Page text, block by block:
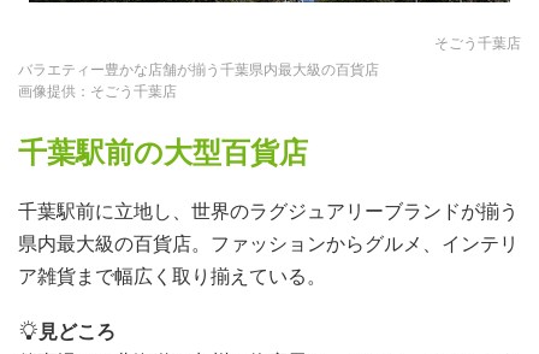
そごう千葉店
バラエティー豊かな店舗が揃う千葉県内最大級の百貨店
画像提供：そごう千葉店
千葉駅前の大型百貨店
千葉駅前に立地し、世界のラグジュアリーブランドが揃う
県内最大級の百貨店。ファッションからグルメ、インテリ
ア雑貨まで幅広く取り揃えている。
見どころ